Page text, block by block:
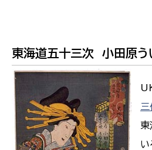
東海道五十三次 小田原う
三
東
い